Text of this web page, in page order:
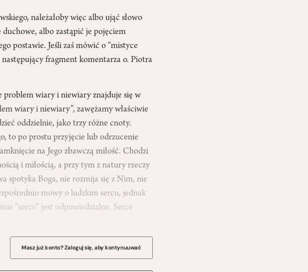
należałoby więc albo ująć słowo
duchowe, albo zastąpić je pojęciem
postawie. Jeśli zaś mówić o “mistyce
następujący fragment komentarza o. Piotra
problem wiary i niewiary znajduje się w
wiary i niewiary”, zawężamy właściwie
oddzielnie, jako trzy różne cnoty.
to po prostu przyjęcie lub odrzucenie
na Jego zbawczą miłość. Chodzi
i miłością, a przy tym z natury rzeczy
spotyka Boga, nie rozmija się z Nim, nie
mowy o ludzkim sercu, jednak
“serce” jest odpowiedzialne. Serce
Masz już konto? Zaloguj się, aby kontynuuwać